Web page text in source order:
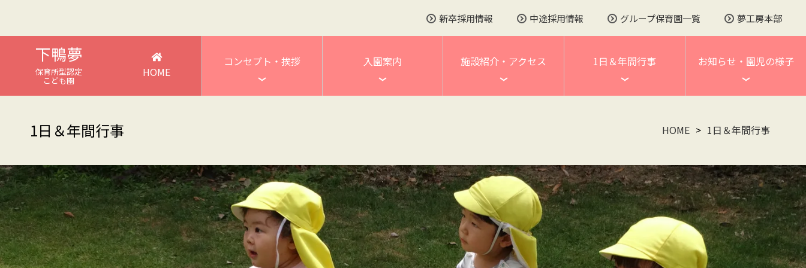
下鴨夢
保育所型認定
こども園
HOME
コンセプト・挨拶 入園案内 施設紹介・アクセス 1日＆年間行事 お知らせ・園児の様子
新卒採用情報 中途採用情報 グループ保育園一覧 夢工房本部
1日＆年間行事 HOME 1日＆年間行事